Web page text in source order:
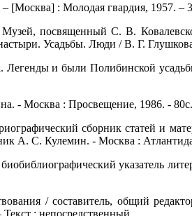
: Молодая гвардия, 1957. –
посвященный С. В.
Усадьбы. Люди / В. Г.
и были Полибинской
- Москва : Просвещение, 1986. -
сборник статей и
А. С. Кулемин. - Москва :
указатель
/ составитель, общий
: непосредственный.